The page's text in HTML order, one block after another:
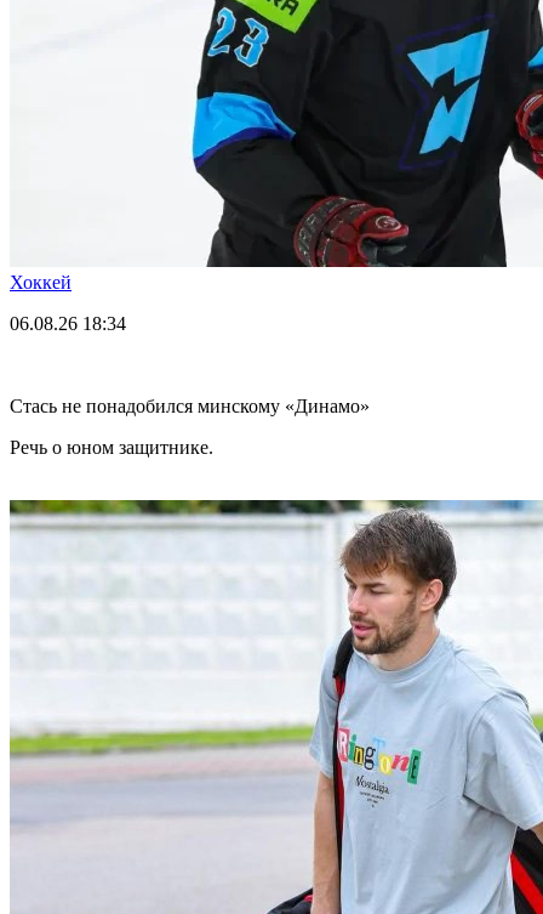
Хоккей
06.08.26 18:34
Стась не понадобился минскому «Динамо»
Речь о юном защитнике.